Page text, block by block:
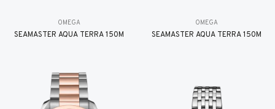
OMEGA
SEAMASTER AQUA TERRA 150M
OMEGA
SEAMASTER AQUA TERRA 150M